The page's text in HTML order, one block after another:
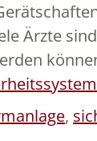
Ärzte
,